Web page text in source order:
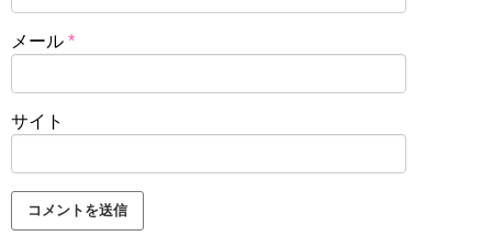
メール *
サイト